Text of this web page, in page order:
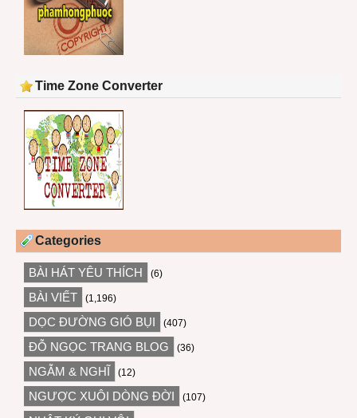
Time Zone Converter
Categories
BÀI HÁT YÊU THÍCH (6)
BÀI VIẾT (1,196)
DỌC ĐƯỜNG GIÓ BỤI (407)
ĐỖ NGỌC TRANG BLOG (36)
NGẪM & NGHĨ (12)
NGƯỢC XUÔI DÒNG ĐỜI (107)